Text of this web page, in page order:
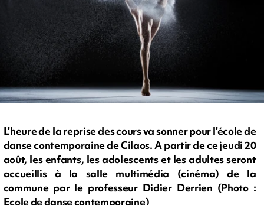
L'heure de la reprise des cours va sonner pour l'école de
danse contemporaine de Cilaos. A partir de ce jeudi 20
août, les enfants, les adolescents et les adultes seront
accueillis à la salle multimédia (cinéma) de la
commune par le professeur Didier Derrien (Photo :
Ecole de danse contemporaine)